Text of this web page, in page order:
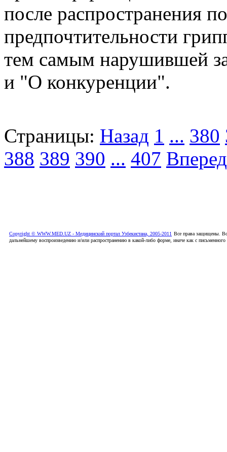
после распространения
предпочтительности
тем самым нарушившей
и "О конкуренции".
Страницы: Назад 1 ... 380
388 389 390 ... 407 Вперед
Copyright © WWW.MED.UZ - Медицинский портал Узбекистана, 2005-2011 Все права защищены.
дальнейшему воспроизведению и/или распространению в какой-либо форме, иначе как с